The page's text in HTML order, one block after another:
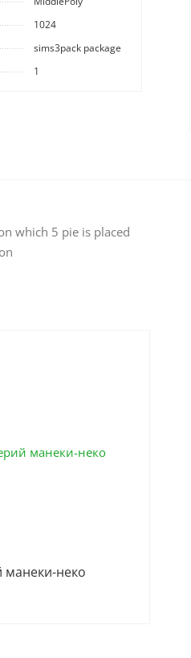
1024
sims3pack package
1
which 5 pie is placed
манеки-неко